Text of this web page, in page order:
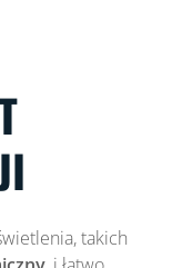
takich